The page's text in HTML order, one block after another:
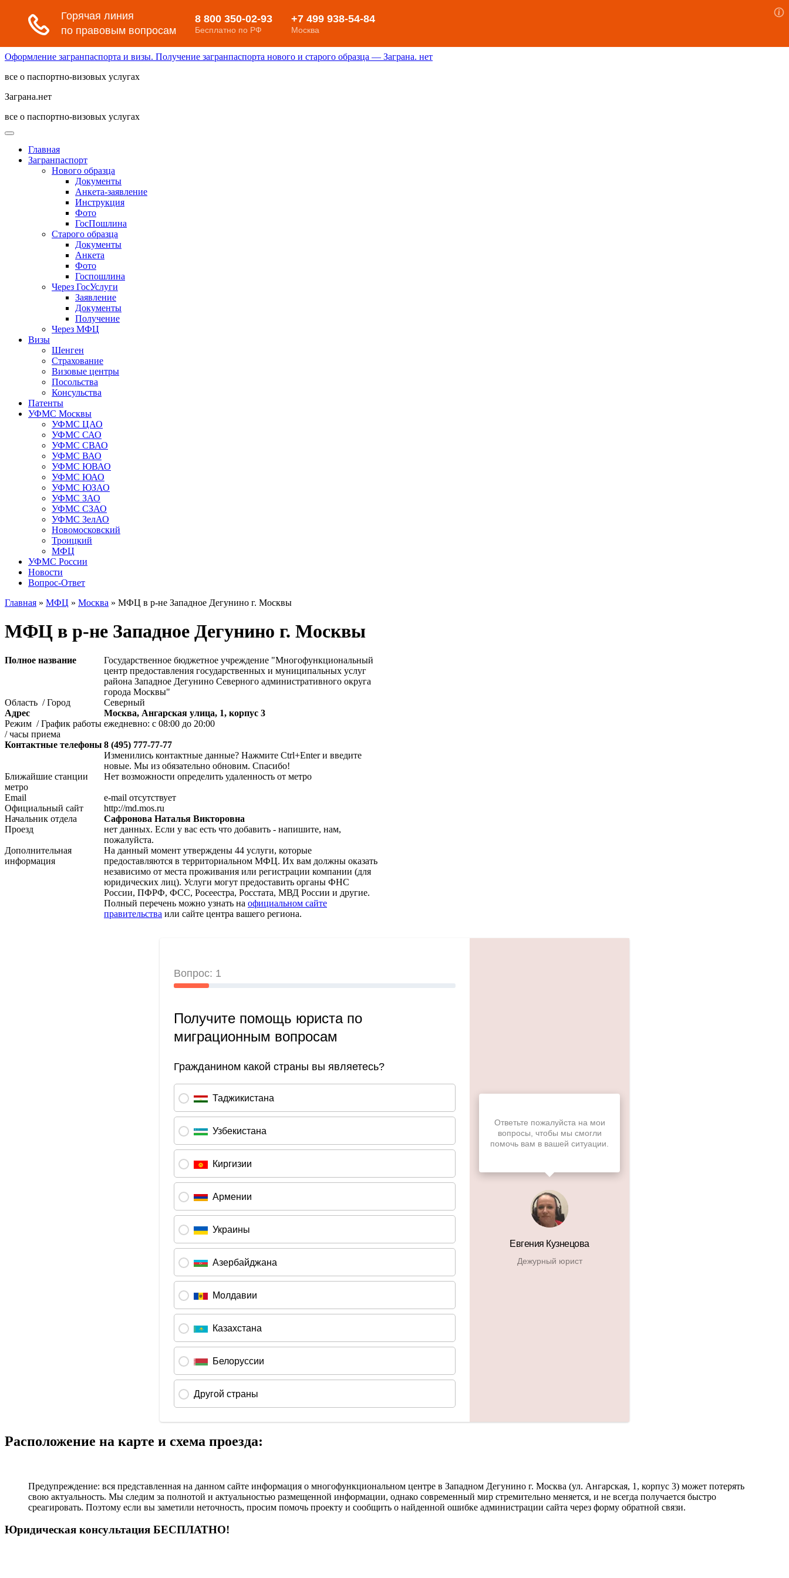
Оформление загранпаспорта и визы. Получение загранпаспорта нового и старого образца — Заграна. нет
все о паспортно-визовых услугах
Заграна.нет
все о паспортно-визовых услугах
Главная
Загранпаспорт
Нового образца
Документы
Анкета-заявление
Инструкция
Фото
ГосПошлина
Старого образца
Документы
Анкета
Фото
Госпошлина
Через ГосУслуги
Заявление
Документы
Получение
Через МФЦ
Визы
Шенген
Страхование
Визовые центры
Посольства
Консульства
Патенты
УФМС Москвы
УФМС ЦАО
УФМС САО
УФМС СВАО
УФМС ВАО
УФМС ЮВАО
УФМС ЮАО
УФМС ЮЗАО
УФМС ЗАО
УФМС СЗАО
УФМС ЗелАО
Новомосковский
Троицкий
МФЦ
УФМС России
Новости
Вопрос-Ответ
Главная » МФЦ » Москва » МФЦ в р-не Западное Дегунино г. Москвы
МФЦ в р-не Западное Дегунино г. Москвы
Полное название
Государственное бюджетное учреждение "Многофункциональный
центр предоставления государственных и муниципальных услуг
района Западное Дегунино Северного административного округа
города Москвы"
Область / Город
Северный
Адрес
Москва, Ангарская улица, 1, корпус 3
Режим / График работы
/ часы приема
ежедневно: с 08:00 до 20:00
Контактные телефоны 8 (495) 777-77-77
Изменились контактные данные? Нажмите Ctrl+Enter и введите
новые. Мы из обязательно обновим. Спасибо!
Ближайшие станции
метро
Нет возможности определить удаленность от метро
Email
e-mail отсутствует
Официальный сайт
http://md.mos.ru
Начальник отдела
Сафронова Наталья Викторовна
Проезд
нет данных. Если у вас есть что добавить - напишите, нам,
пожалуйста.
Дополнительная
информация
На данный момент утверждены 44 услуги, которые
предоставляются в территориальном МФЦ. Их вам должны оказать
независимо от места проживания или регистрации компании (для
юридических лиц). Услуги могут предоставить органы ФНС
России, ПФРФ, ФСС, Росеестра, Росстата, МВД России и другие.
Полный перечень можно узнать на официальном сайте
правительства или сайте центра вашего региона.
Расположение на карте и схема проезда:
Предупреждение: вся представленная на данном сайте информация о многофункциональном центре в Западном Дегунино г. Москва (ул. Ангарская, 1, корпус 3) может потерять
свою актуальность. Мы следим за полнотой и актуальностью размещенной информации, однако современный мир стремительно меняется, и не всегда получается быстро
среагировать. Поэтому если вы заметили неточность, просим помочь проекту и сообщить о найденной ошибке администрации сайта через форму обратной связи.
Юридическая консультация БЕСПЛАТНО!